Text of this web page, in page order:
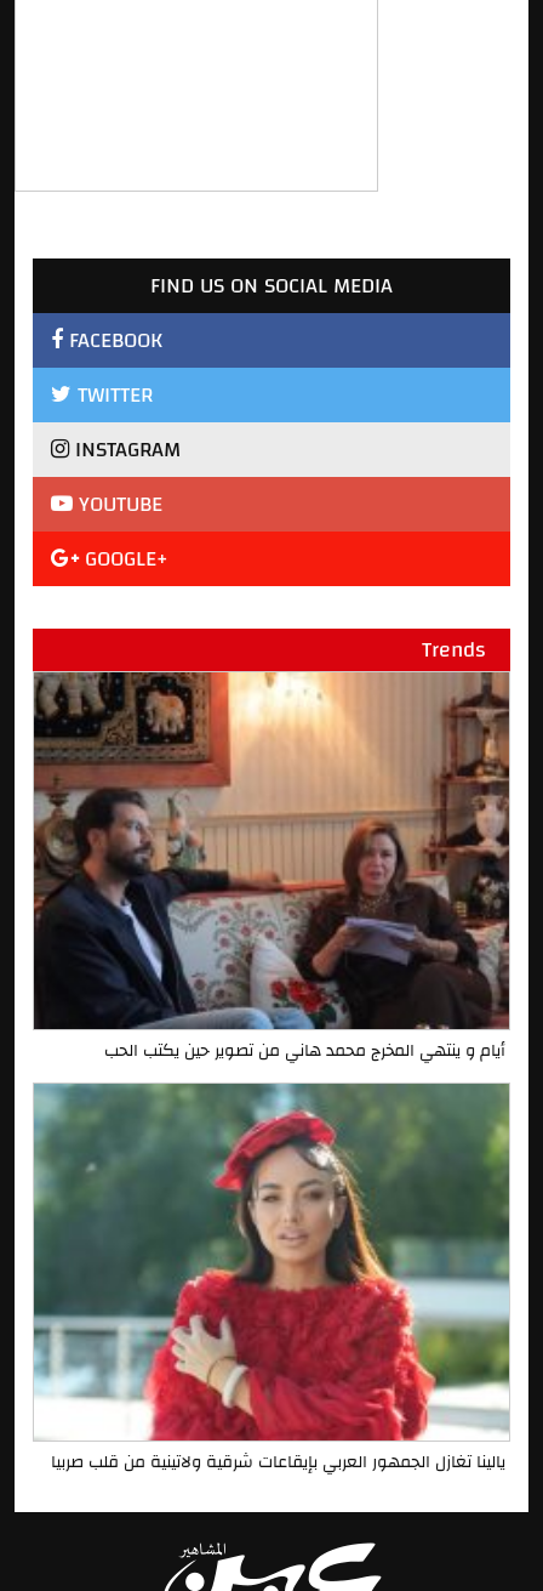
FIND US ON SOCIAL MEDIA
FACEBOOK
TWITTER
INSTAGRAM
YOUTUBE
GOOGLE+
Trends
أيام و ينتهي المخرج محمد هاني من تصوير حين يكتب الحب
يالينا تغازل الجمهور العربي بإيقاعات شرقية ولاتينية من قلب صربيا